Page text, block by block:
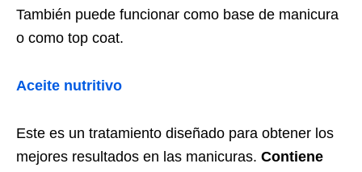
También puede funcionar como base de manicura
o como top coat.
Aceite nutritivo
Este es un tratamiento diseñado para obtener los
mejores resultados en las manicuras. Contiene